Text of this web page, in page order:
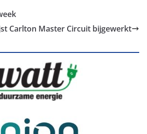
Carlton Master Circuit bijgewerkt